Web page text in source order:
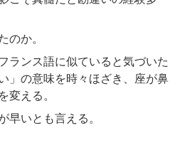
のか。
ランス語に似ていると気づいた
」の意味を時々ほざき、座が鼻
変える。
早いとも言える。